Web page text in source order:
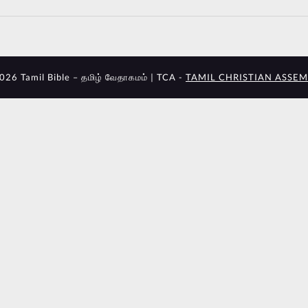
Tamil Bible – தமிழ் வேதாகமம் | TCA - TAMIL CHRISTIAN